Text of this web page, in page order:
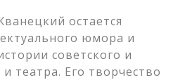
остается
юмора и
советского и
театра. Его творчество